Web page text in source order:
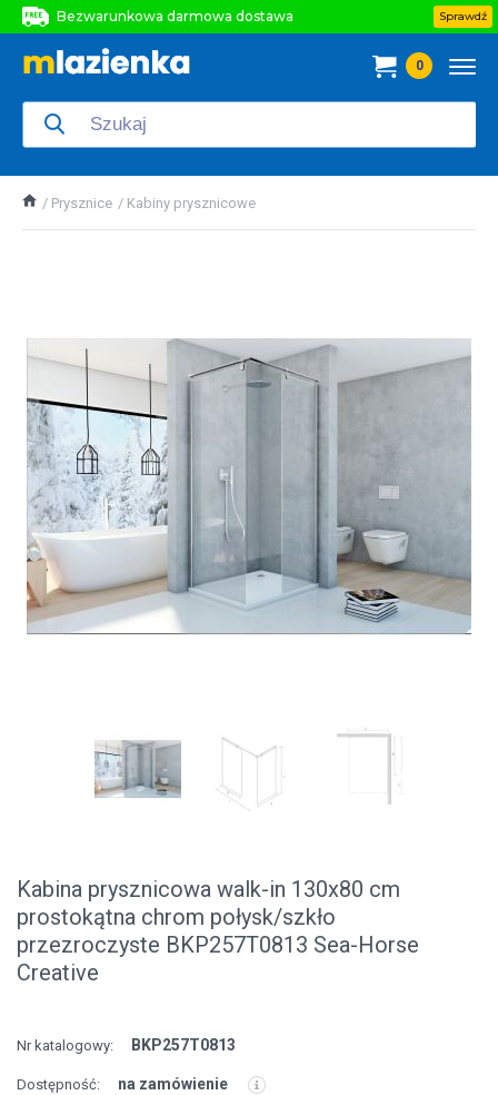
Bezwarunkowa darmowa dostawa
Bezwarunkowa darmowa dostawa
Sprawdź
0
Prysznice Kabiny prysznicowe
Kabina prysznicowa walk-in 130x80 cm
prostokątna chrom połysk/szkło
przezroczyste BKP257T0813 Sea-Horse
Creative
Nr katalogowy: BKP257T0813
Dostępność: na zamówienie